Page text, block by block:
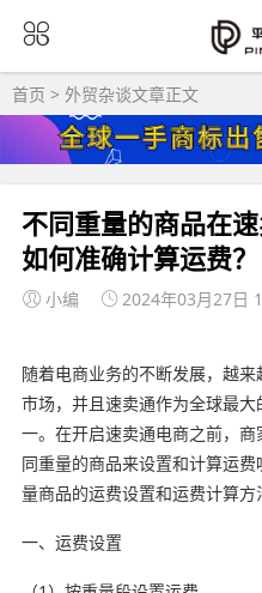
首页 > 外贸杂谈文章正文
不同重量的商品在
如何准确计算运费？
小编 2024年03月27日
随着电商业务的不断发展，越
市场，并且速卖通作为全球最
一。在开启速卖通电商之前，
同重量的商品来设置和计算运
量商品的运费设置和运费计算方
一、运费设置